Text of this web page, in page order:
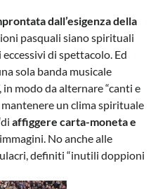
dall’esigenza della
pasquali siano spirituali
di spettacolo. Ed
sola banda musicale
in modo da alternare “canti e
un clima spirituale
affiggere carta-moneta e
No anche alle
definiti “inutili doppioni